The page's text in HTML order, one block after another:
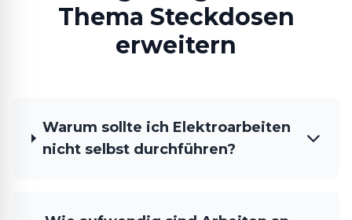
Thema Steckdosen
erweitern
Warum sollte ich Elektroarbeiten
nicht selbst durchführen?